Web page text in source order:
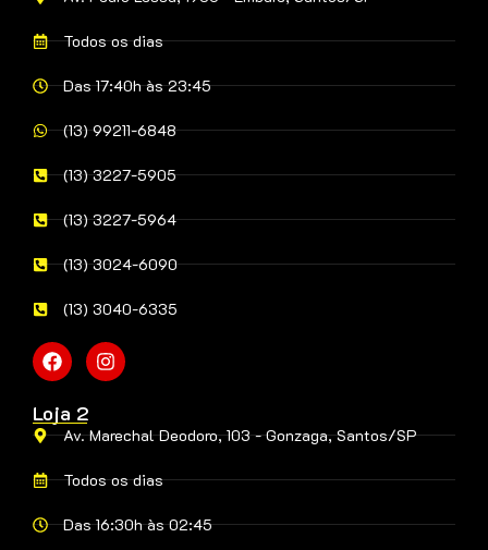
Todos os dias
Das 17:40h às 23:45
(13) 99211-6848
(13) 3227-5905
(13) 3227-5964
(13) 3024-6090
(13) 3040-6335
Loja 2
Av. Marechal Deodoro, 103 - Gonzaga, Santos/SP
Todos os dias
Das 16:30h às 02:45